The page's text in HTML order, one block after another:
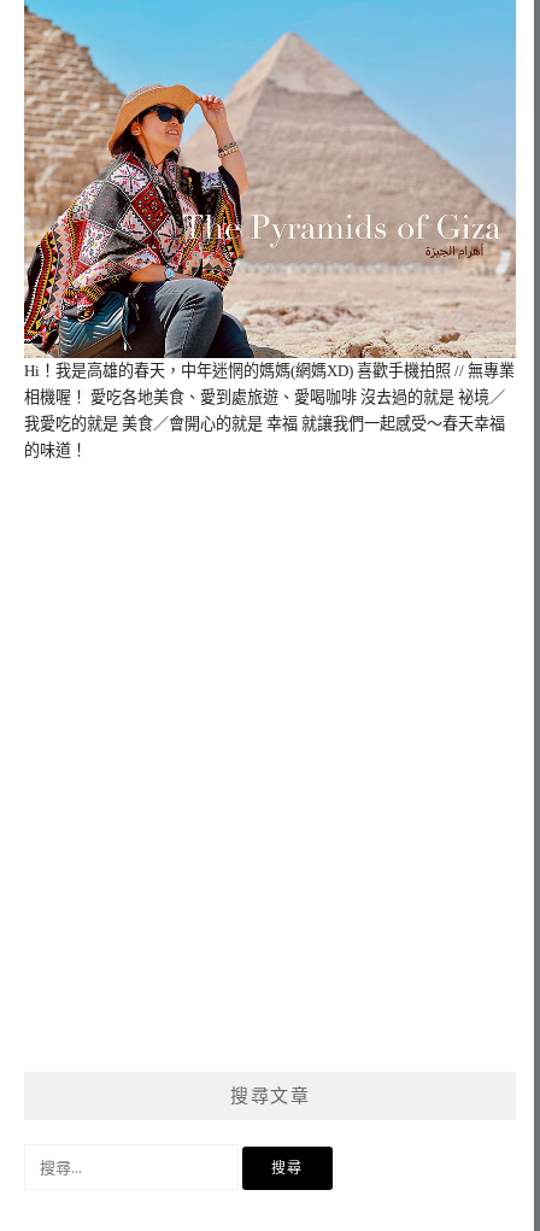
Hi！我是高雄的春天， 中年迷惘的媽媽(網媽XD) 喜歡手機拍照 // 無專業
相機喔！ 愛吃各地美食、愛到處旅遊、愛喝咖啡 沒去過的就是 祕境／
我愛吃的就是 美食／會開心的就是 幸福 就讓我們一起感受～春天幸福
的味道！
搜尋文章